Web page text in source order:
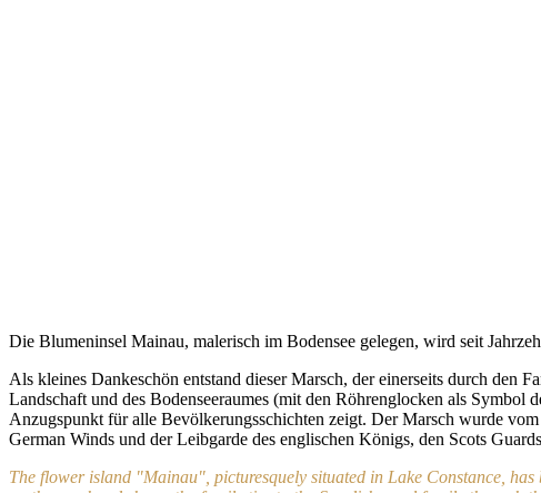
Die Blumeninsel Mainau, malerisch im Bodensee gelegen, wird seit
Als kleines Dankeschön entstand dieser Marsch, der einerseits durch den
Landschaft und des Bodenseeraumes (mit den Röhrenglocken als
Anzugspunkt für alle Bevölkerungsschichten zeigt. Der Marsch wurde
German Winds und der Leibgarde des englischen Königs, den Scots
The flower island "Mainau", picturesquely situated in Lake Constance,